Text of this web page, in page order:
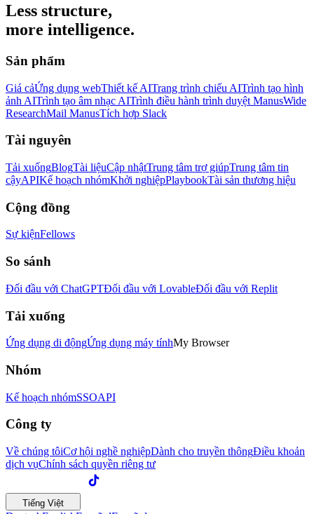
Less structure,
more intelligence.
Sản phẩm
Giá cảỨng dụng webThiết kế AITrang trình chiếu AITrình tạo hình
ảnh AITrình tạo âm nhạc AITrình điều hành trình duyệt ManusWide
ResearchMail ManusTích hợp Slack
Tài nguyên
Tải xuốngBlogTài liệuCập nhậtTrung tâm trợ giúpTrung tâm tin
cậyAPIKế hoạch nhómKhởi nghiệpPlaybookTài sản thương hiệu
Cộng đồng
Sự kiệnFellows
So sánh
Đối đầu với ChatGPTĐối đầu với LovableĐối đầu với Replit
Tải xuống
Ứng dụng di độngỨng dụng máy tínhMy Browser
Nhóm
Kế hoạch nhómSSOAPI
Công ty
Về chúng tôiCơ hội nghề nghiệpDành cho truyền thôngĐiều khoản
dịch vụChính sách quyền riêng tư
Tiếng Việt